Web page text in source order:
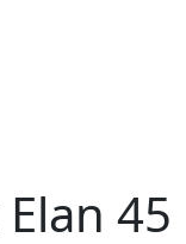
Elan